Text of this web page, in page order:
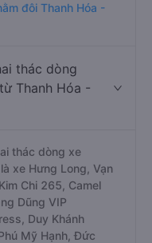
đôi Thanh Hóa -
thác dòng
Thanh Hóa -
thác dòng xe
xe Hưng Long, Vạn
Chi 265, Camel
Dũng VIP
Duy Khánh
Mỹ Hạnh, Đức